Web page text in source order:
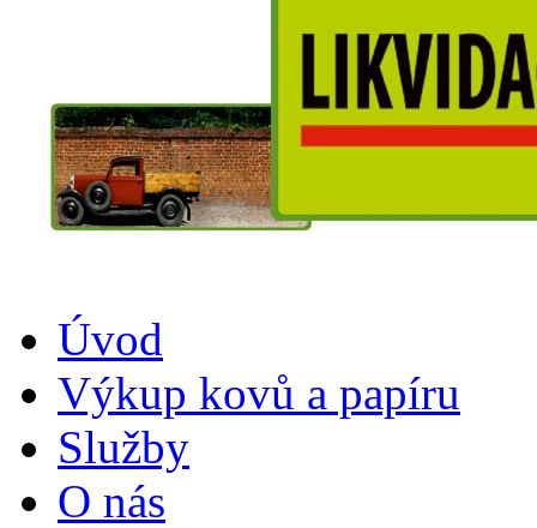
Úvod
Výkup kovů a papíru
Služby
O nás